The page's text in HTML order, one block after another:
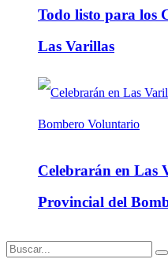
Todo listo para los
Las Varillas
Celebrarán en Las
Provincial del